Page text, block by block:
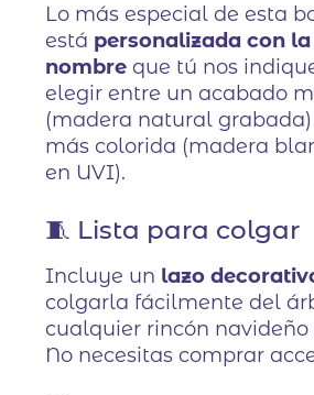
Lo más especial de esta
está personalizada con
nombre que tú nos
elegir entre un acabado
(madera natural
más colorida (madera
en UVI).
🧵 Lista para colgar
Incluye un lazo
colgarla fácilmente del
cualquier rincón navideño
No necesitas comprar